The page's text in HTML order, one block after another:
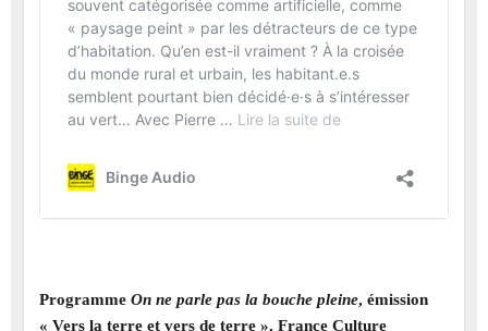
Programme On ne parle pas la bouche pleine, émission
« Vers la terre et vers de terre », France Culture